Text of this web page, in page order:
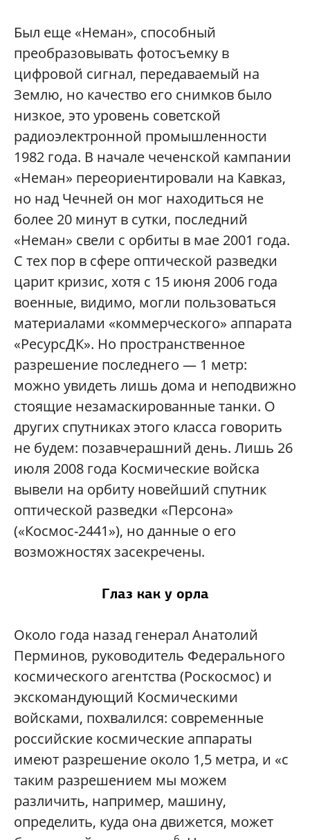
Был еще «Неман», способный
преобразовывать фотосъемку в
цифровой сигнал, передаваемый на
Землю, но качество его снимков было
низкое, это уровень советской
радиоэлектронной промышленности
1982 года. В начале чеченской кампании
«Неман» переориентировали на Кавказ,
но над Чечней он мог находиться не
более 20 минут в сутки, последний
«Неман» свели с орбиты в мае 2001 года.
С тех пор в сфере оптической разведки
царит кризис, хотя с 15 июня 2006 года
военные, видимо, могли пользоваться
материалами «коммерческого» аппарата
«РесурсДК». Но пространственное
разрешение последнего — 1 метр:
можно увидеть лишь дома и неподвижно
стоящие незамаскированные танки. О
других спутниках этого класса говорить
не будем: позавчерашний день. Лишь 26
июля 2008 года Космические войска
вывели на орбиту новейший спутник
оптической разведки «Персона»
(«Космос-2441»), но данные о его
возможностях засекречены.
Глаз как у орла
Около года назад генерал Анатолий
Перминов, руководитель Федерального
космического агентства (Роскосмос) и
экскомандующий Космическими
войсками, похвалился: современные
российские космические аппараты
имеют разрешение около 1,5 метра, и «с
таким разрешением мы можем
различить, например, машину,
определить, куда она движется, может